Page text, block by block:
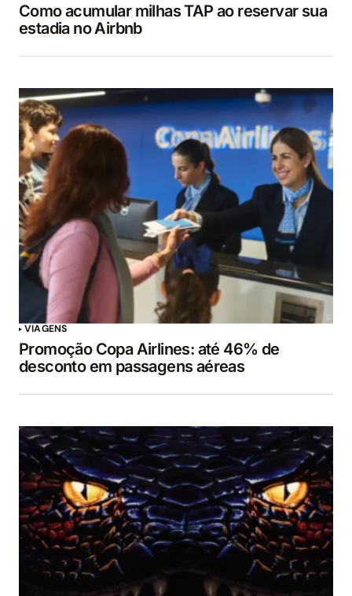
Como acumular milhas TAP ao reservar sua
estadia no Airbnb
VIAGENS
Promoção Copa Airlines: até 46% de
desconto em passagens aéreas